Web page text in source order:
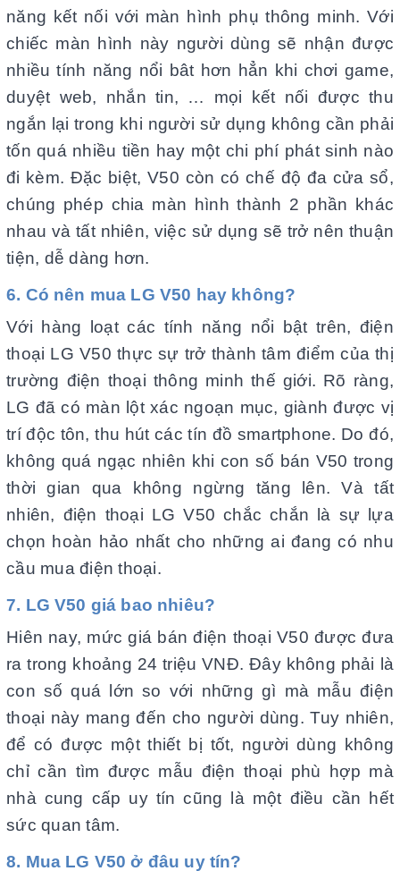
năng kết nối với màn hình phụ thông minh. Với
chiếc màn hình này người dùng sẽ nhận được
nhiều tính năng nổi bât hơn hẳn khi chơi game,
duyệt web, nhắn tin, … mọi kết nối được thu
ngắn lại trong khi người sử dụng không cần phải
tốn quá nhiều tiền hay một chi phí phát sinh nào
đi kèm. Đặc biệt, V50 còn có chế độ đa cửa sổ,
chúng phép chia màn hình thành 2 phần khác
nhau và tất nhiên, việc sử dụng sẽ trở nên thuận
tiện, dễ dàng hơn.
6. Có nên mua LG V50 hay không?
Với hàng loạt các tính năng nổi bật trên, điện
thoại LG V50 thực sự trở thành tâm điểm của thị
trường điện thoại thông minh thế giới. Rõ ràng,
LG đã có màn lột xác ngoạn mục, giành được vị
trí độc tôn, thu hút các tín đồ smartphone. Do đó,
không quá ngạc nhiên khi con số bán V50 trong
thời gian qua không ngừng tăng lên. Và tất
nhiên, điện thoại LG V50 chắc chắn là sự lựa
chọn hoàn hảo nhất cho những ai đang có nhu
cầu mua điện thoại.
7. LG V50 giá bao nhiêu?
Hiên nay, mức giá bán điện thoại V50 được đưa
ra trong khoảng 24 triệu VNĐ. Đây không phải là
con số quá lớn so với những gì mà mẫu điện
thoại này mang đến cho người dùng. Tuy nhiên,
để có được một thiết bị tốt, người dùng không
chỉ cần tìm được mẫu điện thoại phù hợp mà
nhà cung cấp uy tín cũng là một điều cần hết
sức quan tâm.
8. Mua LG V50 ở đâu uy tín?